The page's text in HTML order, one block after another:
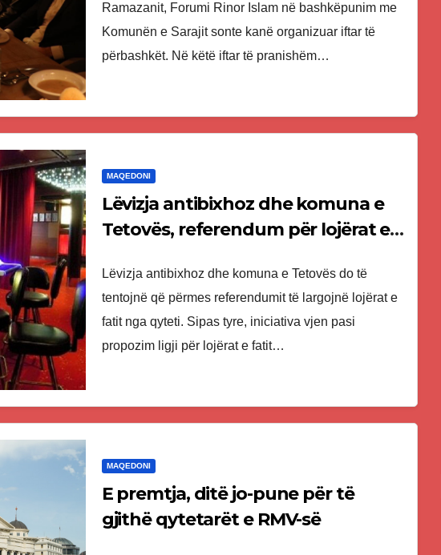
Ramazanit, Forumi Rinor Islam në bashkëpunim me
Komunën e Sarajit sonte kanë organizuar iftar të
përbashkët. Në këtë iftar të pranishëm…
MAQEDONI
Lëvizja antibixhoz dhe komuna e
Tetovës, referendum për lojërat e
Lëvizja antibixhoz dhe komuna e Tetovës do të
tentojnë që përmes referendumit të largojnë lojërat e
fatit nga qyteti. Sipas tyre, iniciativa vjen pasi
propozim ligji për lojërat e fatit…
MAQEDONI
E premtja, ditë jo-pune për të
gjithë qytetarët e RMV-së